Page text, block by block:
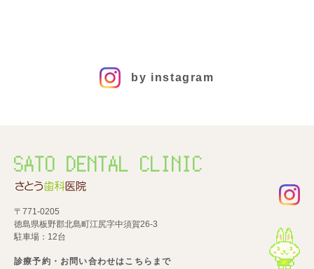
by instagram
SATO DENTAL CLINIC
〒771-0205
徳島県板野郡北島町江尻字中須賀26-3
駐車場：12台
診療予約・お問い合わせはこちらまで